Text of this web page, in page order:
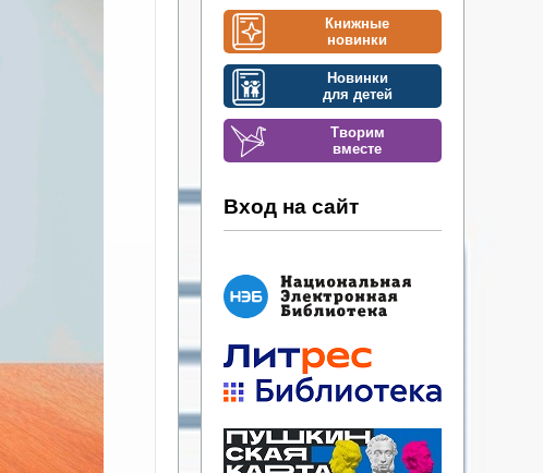
Книжные
новинки
Новинки
для детей
Творим
вместе
Вход на сайт